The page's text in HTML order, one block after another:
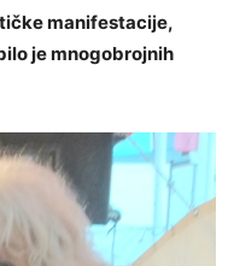
manifestacije,
je mnogobrojnih